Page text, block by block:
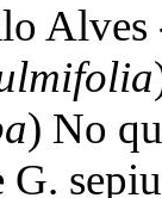
) No
G.